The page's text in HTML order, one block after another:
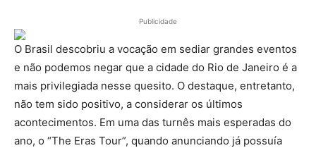
Publicidade
O Brasil descobriu a vocação em sediar grandes eventos
e não podemos negar que a cidade do Rio de Janeiro é a
mais privilegiada nesse quesito. O destaque, entretanto,
não tem sido positivo, a considerar os últimos
acontecimentos. Em uma das turnês mais esperadas do
ano, o “The Eras Tour”, quando anunciando já possuía